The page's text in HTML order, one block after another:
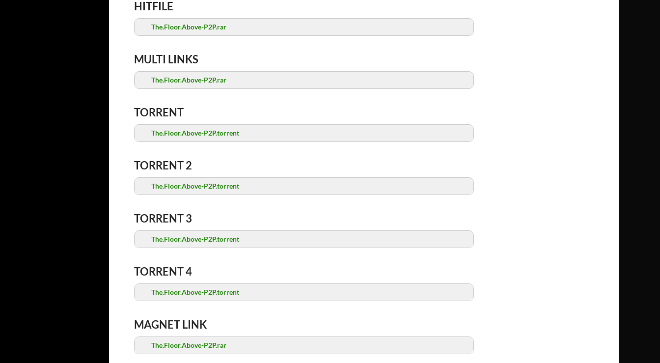
HITFILE
The.Floor.Above-P2P.rar
MULTI LINKS
The.Floor.Above-P2P.rar
TORRENT
The.Floor.Above-P2P.torrent
TORRENT 2
The.Floor.Above-P2P.torrent
TORRENT 3
The.Floor.Above-P2P.torrent
TORRENT 4
The.Floor.Above-P2P.torrent
MAGNET LINK
The.Floor.Above-P2P.rar